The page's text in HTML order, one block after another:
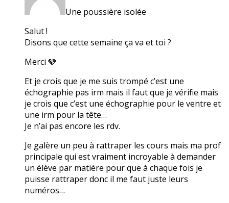
Une poussière isolée
Salut !
Disons que cette semaine ça va et toi ?
Merci 🩵
Et je crois que je me suis trompé c’est une
échographie pas irm mais il faut que je vérifie mais
je crois que c’est une échographie pour le ventre et
une irm pour la tête…
Je n’ai pas encore les rdv.
Je galère un peu à rattraper les cours mais ma prof
principale qui est vraiment incroyable à demander
un élève par matière pour que à chaque fois je
puisse rattraper donc il me faut juste leurs
numéros…